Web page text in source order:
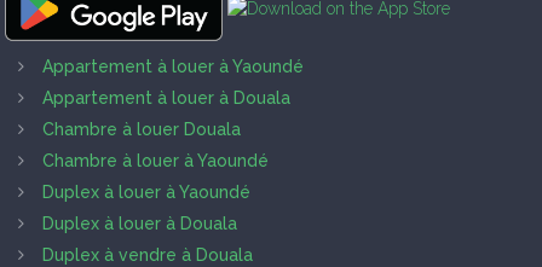
Appartement à louer à Yaoundé
Appartement à louer à Douala
Chambre à louer Douala
Chambre à louer à Yaoundé
Duplex à louer à Yaoundé
Duplex à louer à Douala
Duplex à vendre à Douala